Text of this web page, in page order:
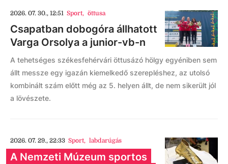
2026. 07. 30., 12:51 Sport, öttusa
Csapatban dobogóra állhatott
Varga Orsolya a junior-vb-n
A tehetséges székesfehérvári öttusázó hölgy egyéniben sem
állt messze egy igazán kiemelkedő szerepléshez, az utolsó
kombinált szám előtt még az 5. helyen állt, de nem sikerült jól
a lövészete.
2026. 07. 29., 22:33 Sport, labdarúgás
A Nemzeti Múzeum sportos